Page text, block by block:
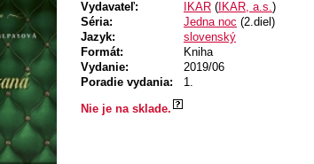
Vydavateľ: IKAR ( IKAR, a.s.)
Séria:
Jedna noc (2.diel)
Jazyk:
slovenský
Formát:
Kniha
Vydanie:
2019/06
Poradie vydania:
1.
Nie je na sklade.